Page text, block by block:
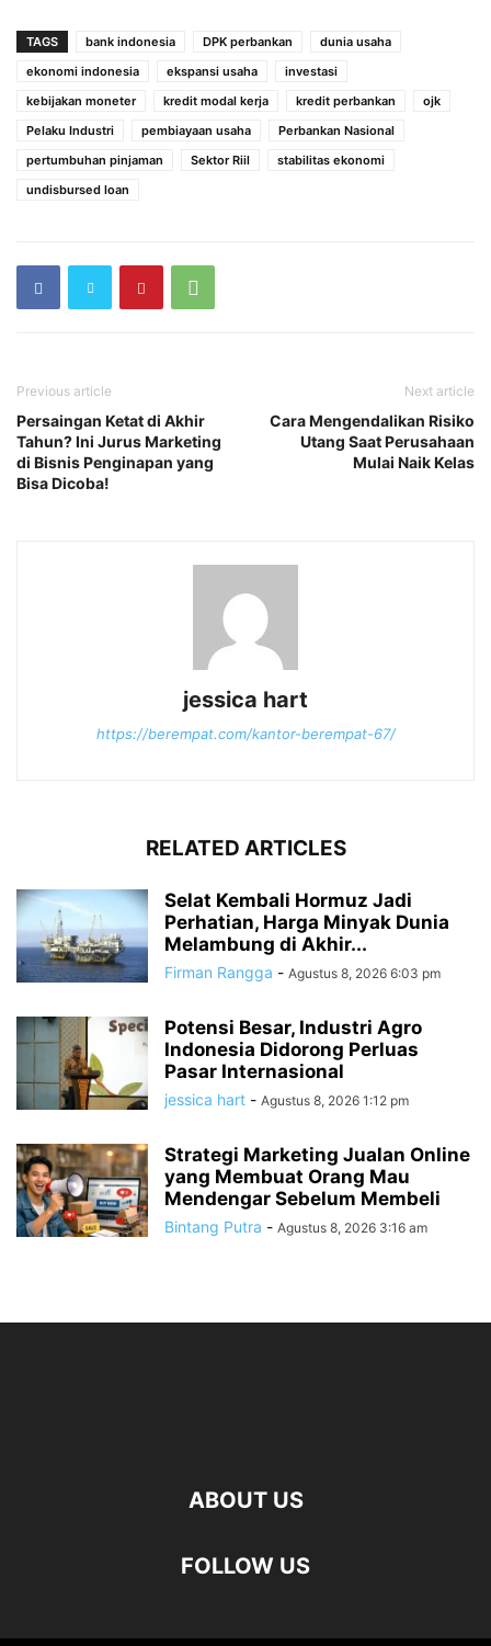
TAGS bank indonesia DPK perbankan
dunia usaha
ekonomi indonesia
ekspansi usaha
investasi
kebijakan moneter
kredit modal kerja kredit perbankan
ojk
Pelaku Industri
pembiayaan usaha
Perbankan Nasional
pertumbuhan pinjaman
Sektor Riil
stabilitas ekonomi
undisbursed loan
Previous article
Persaingan Ketat di Akhir
Tahun? Ini Jurus Marketing
di Bisnis Penginapan yang
Bisa Dicoba!
Next article
Cara Mengendalikan Risiko
Utang Saat Perusahaan
Mulai Naik Kelas
jessica hart
https://berempat.com/kantor-berempat-67/
RELATED ARTICLES
Selat Kembali Hormuz Jadi
Perhatian, Harga Minyak Dunia
Melambung di Akhir...
Firman Rangga - Agustus 8, 2026 6:03 pm
Potensi Besar, Industri Agro
Indonesia Didorong Perluas
Pasar Internasional
jessica hart - Agustus 8, 2026 1:12 pm
Strategi Marketing Jualan Online
yang Membuat Orang Mau
Mendengar Sebelum Membeli
Bintang Putra - Agustus 8, 2026 3:16 am
ABOUT US
FOLLOW US